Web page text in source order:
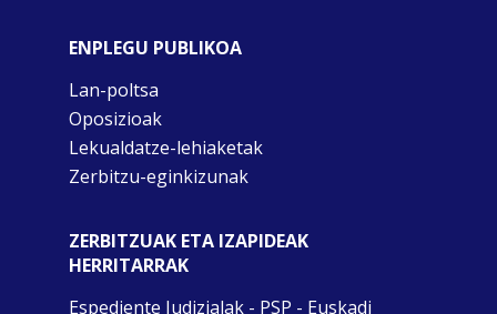
ENPLEGU PUBLIKOA
Lan-poltsa
Oposizioak
Lekualdatze-lehiaketak
Zerbitzu-eginkizunak
ZERBITZUAK ETA IZAPIDEAK
HERRITARRAK
Espediente Judizialak - PSP - Euskadi